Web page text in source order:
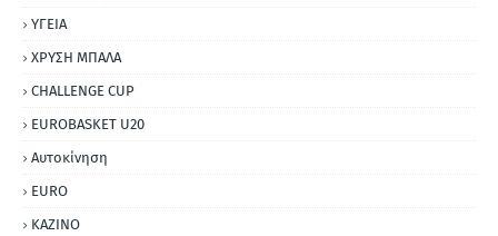
ΥΓΕΙΑ
ΧΡΥΣΗ ΜΠΑΛΑ
CHALLENGE CUP
EUROBASKET U20
Αυτοκίνηση
ΕURO
ΚΑΖΙΝΟ